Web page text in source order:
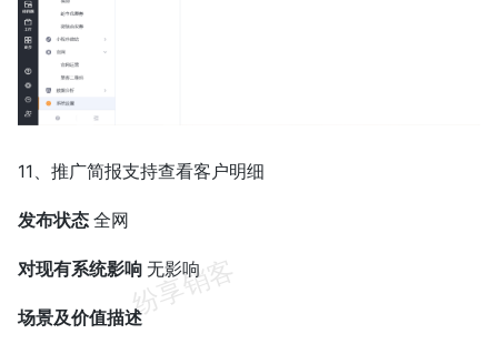
11、推广简报支持查看客户明细
发布状态 全网
对现有系统影响 无影响
场景及价值描述